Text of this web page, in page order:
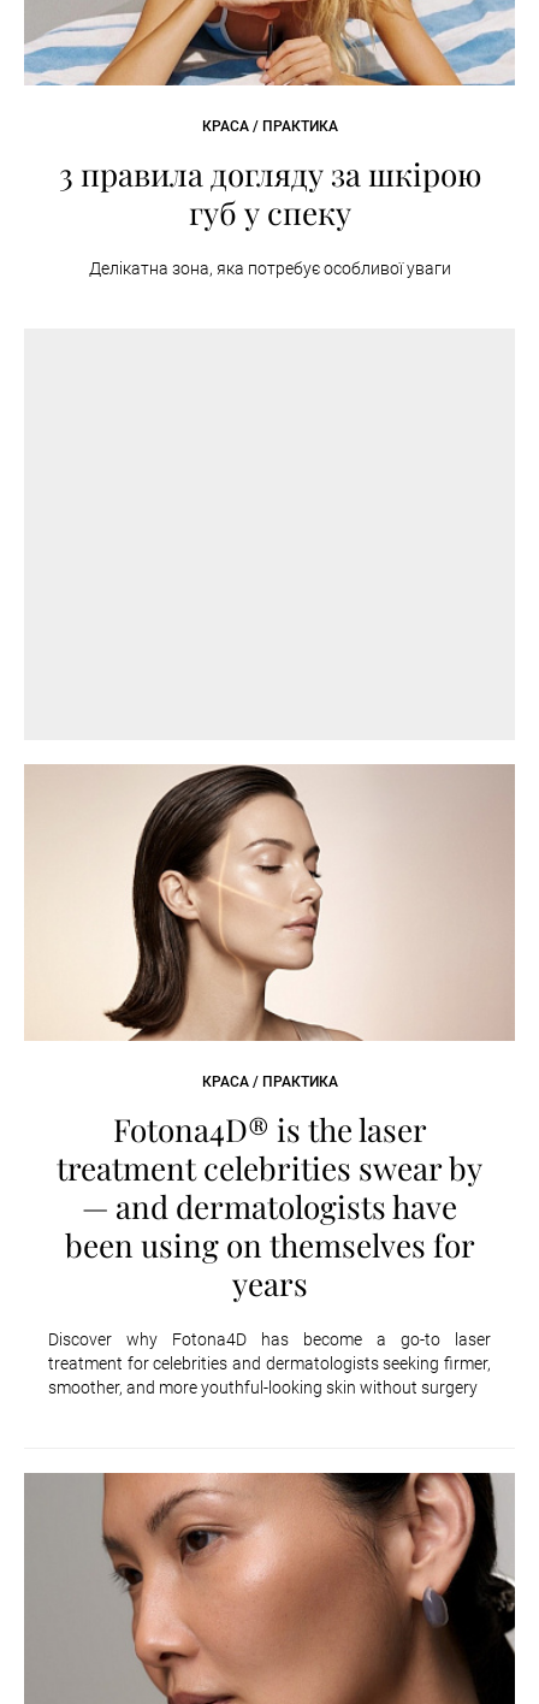
КРАСА / ПРАКТИКА
3 правила догляду за шкірою
губ у спеку
Делікатна зона, яка потребує особливої уваги
КРАСА / ПРАКТИКА
Fotona4D® is the laser
treatment celebrities swear by
— and dermatologists have
been using on themselves for
years
Discover why Fotona4D has become a go-to laser
treatment for celebrities and dermatologists seeking firmer,
smoother, and more youthful-looking skin without surgery